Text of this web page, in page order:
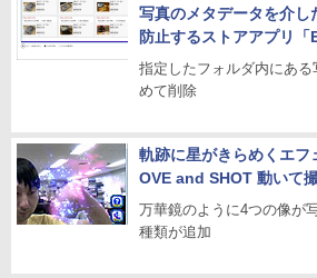
写真のメタデータを介し
防止するストアアプリ「
指定したフォルダ内にあ
めて削除
軌跡に星がきらめくエフ
OVE and SHOT 動いて
万華鏡のように4つの像が
種類が追加